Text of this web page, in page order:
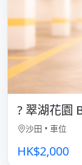
? 翠湖花園
沙田 • 車位
HK$2,000